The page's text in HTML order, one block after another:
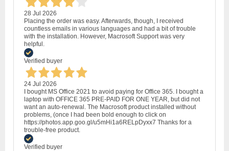
28 Jul 2026
Placing the order was easy. Afterwards, though, I received
countless emails in various languages and had a bit of trouble
with the installation. However, Macrosoft Support was very
helpful.
Verified buyer
24 Jul 2026
I bought MS Office 2021 to avoid paying for Office 365. I bought a
laptop with OFFICE 365 PRE-PAID FOR ONE YEAR, but did not
want an auto-renewal. The Macrosoft product installed without
problems, (once I had been bold enough to click on
https://photos.app.goo.gl/u5mHi1a6RELpDyxx7 Thanks for a
trouble-free product.
Verified buyer